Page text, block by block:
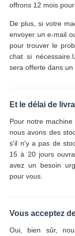
offrons 12 mois
De plus, si votre
envoyer un e-mail
pour trouver le
chat si
sera offerte dans un
Et le délai de
Pour notre
nous avons des
s'il n'y a pas de
15 à 20 jours
avez un besoin
pour vous.
Vous acceptez
Oui, bien sûr,